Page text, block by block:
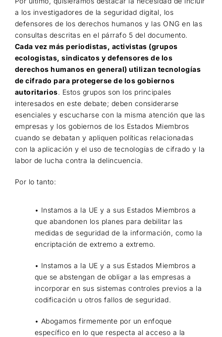
a los investigadores de la seguridad digital, los
defensores de los derechos humanos y las ONG en las
consultas descritas en el párrafo 5 del documento.
Cada vez más periodistas, activistas (grupos
ecologistas, sindicatos y defensores de los
derechos humanos en general) utilizan tecnologías
de cifrado para protegerse de los gobiernos
autoritarios. Estos grupos son los principales
interesados en este debate; deben considerarse
esenciales y escucharse con la misma atención que las
empresas y los gobiernos de los Estados Miembros
cuando se debatan y apliquen políticas relacionadas
con la aplicación y el uso de tecnologías de cifrado y la
labor de lucha contra la delincuencia.
Por lo tanto:
• Instamos a la UE y a sus Estados Miembros a
que abandonen los planes para debilitar las
medidas de seguridad de la información, como la
encriptación de extremo a extremo.
• Instamos a la UE y a sus Estados Miembros a
que se abstengan de obligar a las empresas a
incorporar en sus sistemas controles previos a la
codificación u otros fallos de seguridad.
• Abogamos firmemente por un enfoque
específico en lo que respecta al acceso a la